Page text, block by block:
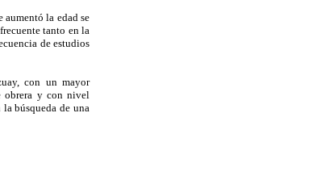
la edad se
tanto en la
de estudios
con un mayor
obrera y con nivel
búsqueda de una